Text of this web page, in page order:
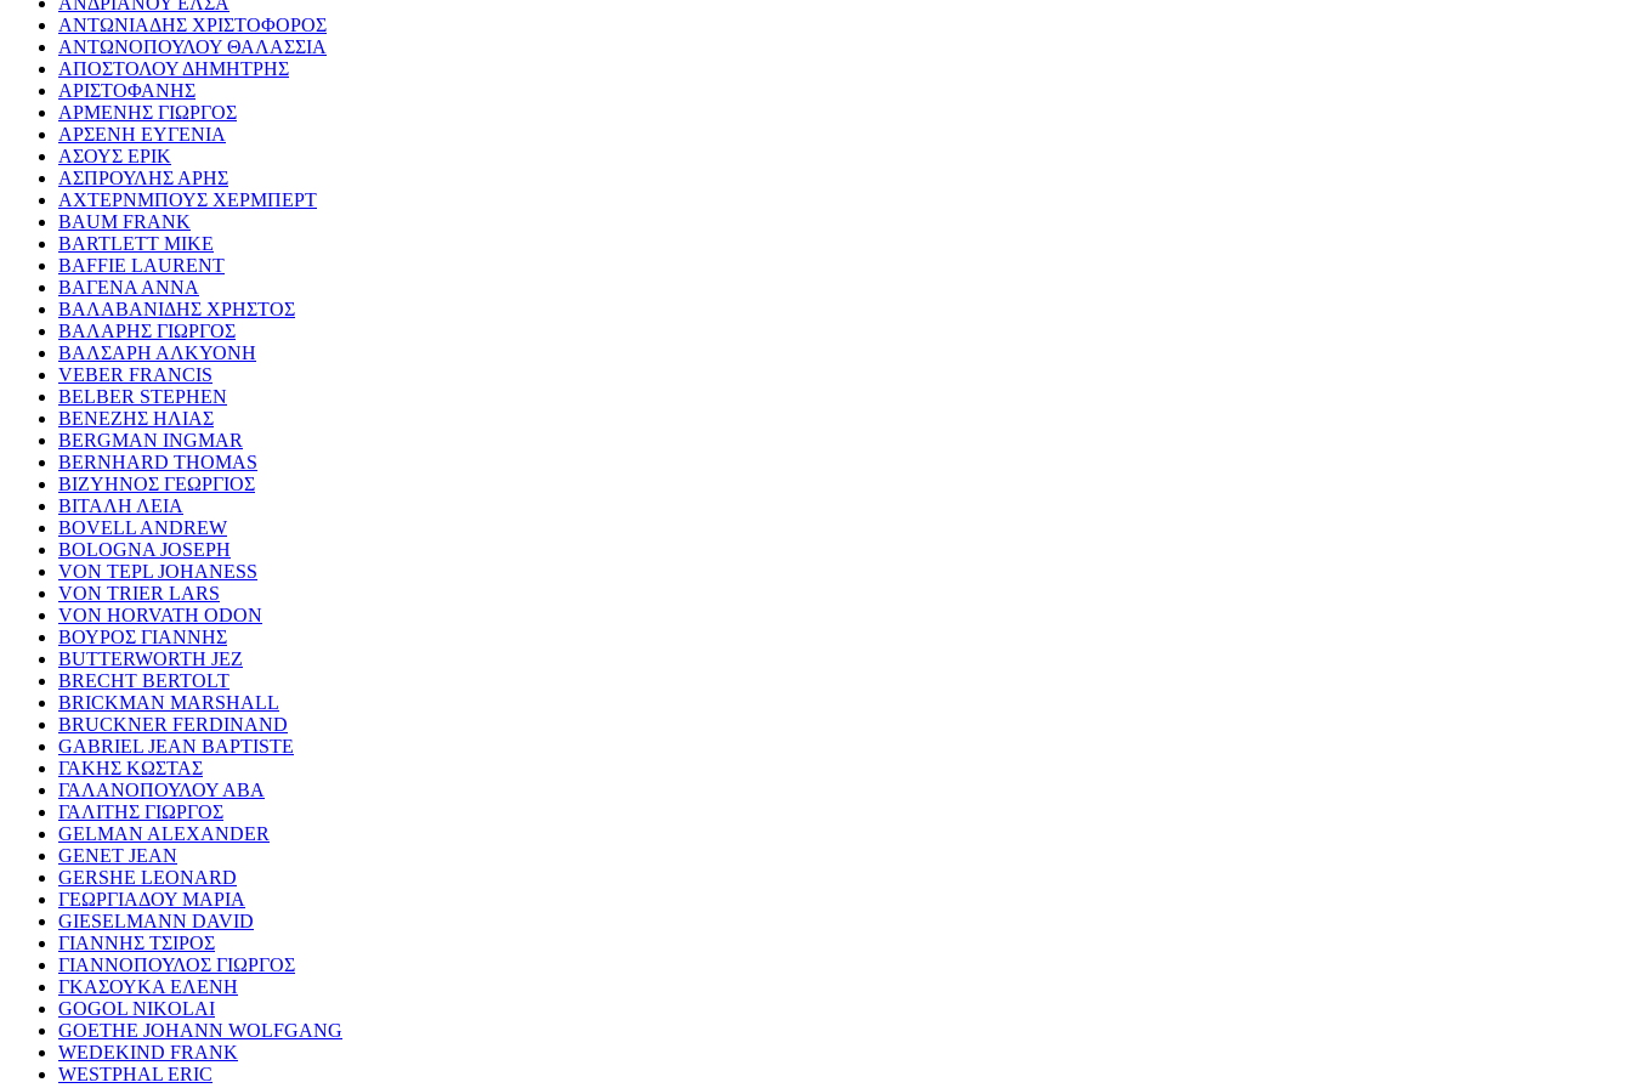
ΑΝΤΩΝΙΑΔΗΣ ΧΡΙΣΤΟΦΟΡΟΣ
ΑΝΤΩΝΟΠΟΥΛΟΥ ΘΑΛΑΣΣΙΑ
ΑΠΟΣΤΟΛΟΥ ΔΗΜΗΤΡΗΣ
ΑΡΙΣΤΟΦΑΝΗΣ
ΑΡΜΕΝΗΣ ΓΙΩΡΓΟΣ
ΑΡΣΕΝΗ ΕΥΓΕΝΙΑ
ΑΣΟΥΣ ΕΡΙΚ
ΑΣΠΡΟΥΛΗΣ ΑΡΗΣ
ΑΧΤΕΡΝΜΠΟΥΣ ΧΕΡΜΠΕΡΤ
BAUM FRANK
BARTLETT MIKE
BAFFIE LAURENT
ΒΑΓΕΝΑ ΑΝΝΑ
ΒΑΛΑΒΑΝΙΔΗΣ ΧΡΗΣΤΟΣ
ΒΑΛΑΡΗΣ ΓΙΩΡΓΟΣ
ΒΑΛΣΑΡΗ ΑΛΚΥΟΝΗ
VEBER FRANCIS
BELBER STEPHEN
ΒΕΝΕΖΗΣ ΗΛΙΑΣ
BERGMAN INGMAR
BERNHARD THOMAS
ΒΙΖΥΗΝΟΣ ΓΕΩΡΓΙΟΣ
ΒΙΤΑΛΗ ΛΕΙΑ
BOVELL ANDREW
BOLOGNA JOSEPH
VON TEPL JOHANESS
VON TRIER LARS
VON HORVATH ODON
ΒΟΥΡΟΣ ΓΙΑΝΝΗΣ
BUTTERWORTH JEZ
BRECHT BERTOLT
BRICKMAN MARSHALL
BRUCKNER FERDINAND
GABRIEL JEAN BAPTISTE
ΓΑΚΗΣ ΚΩΣΤΑΣ
ΓΑΛΑΝΟΠΟΥΛΟΥ ΑΒΑ
ΓΑΛΙΤΗΣ ΓΙΩΡΓΟΣ
GELMAN ALEXANDER
GENET JEAN
GERSHE LEONARD
ΓΕΩΡΓΙΑΔΟΥ ΜΑΡΙΑ
GIESELMANN DAVID
ΓΙΑΝΝΗΣ ΤΣΙΡΟΣ
ΓΙΑΝΝΟΠΟΥΛΟΣ ΓΙΩΡΓΟΣ
ΓΚΑΣΟΥΚΑ ΕΛΕΝΗ
GOGOL NIKOLAI
GOETHE JOHANN WOLFGANG
WEDEKIND FRANK
WESTPHAL ERIC